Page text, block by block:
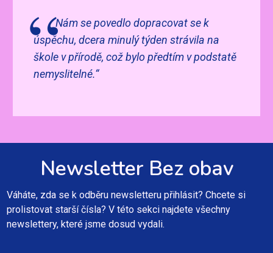
Nám se povedlo dopracovat se k
úspěchu, dcera minulý týden strávila na
škole v přírodě, což bylo předtím v podstatě
nemyslitelné.“
Newsletter Bez obav
Váháte, zda se k odběru newsletteru přihlásit? Chcete si
prolistovat starší čísla? V této sekci najdete všechny
newslettery, které jsme dosud vydali.